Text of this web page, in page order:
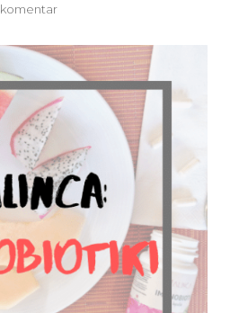
komentarna
Malinca
–
popolna
rešitev
za
težave